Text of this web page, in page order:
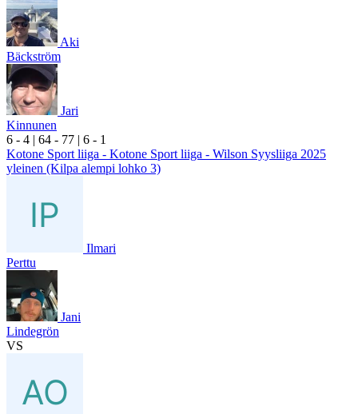
Aki
Bäckström
Jari
Kinnunen
6 - 4 | 64 - 77 | 6 - 1
Kotone Sport liiga - Kotone Sport liiga - Wilson Syysliiga 2025
yleinen (Kilpa alempi lohko 3)
Ilmari
Perttu
Jani
Lindegrön
VS